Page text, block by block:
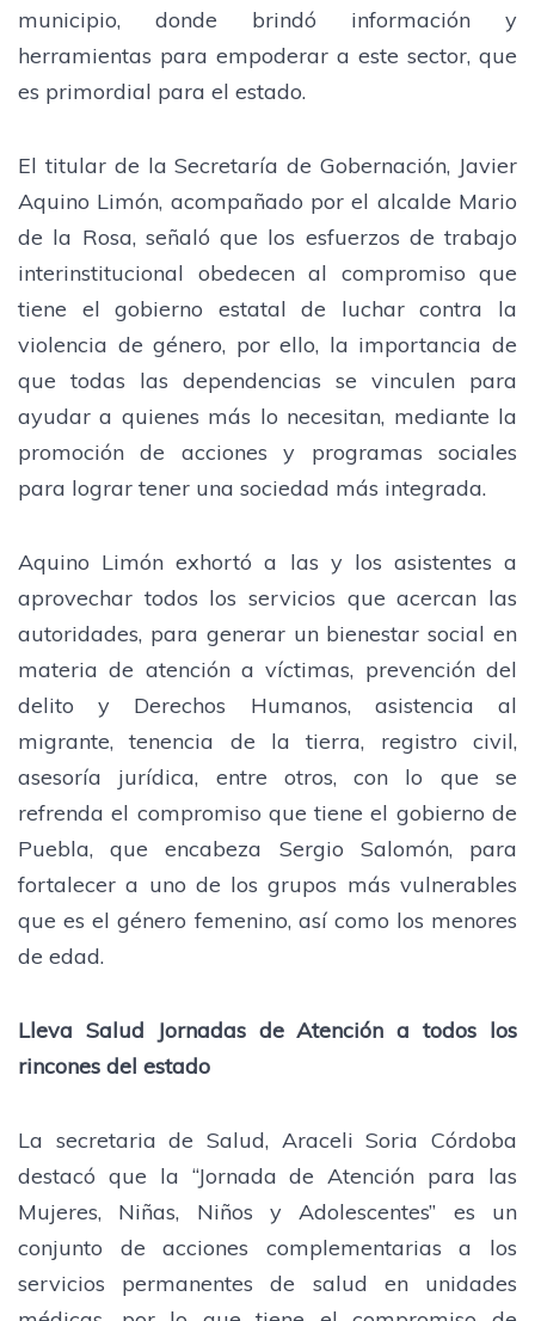
municipio, donde brindó información y
herramientas para empoderar a este sector, que
es primordial para el estado.
El titular de la Secretaría de Gobernación, Javier
Aquino Limón, acompañado por el alcalde Mario
de la Rosa, señaló que los esfuerzos de trabajo
interinstitucional obedecen al compromiso que
tiene el gobierno estatal de luchar contra la
violencia de género, por ello, la importancia de
que todas las dependencias se vinculen para
ayudar a quienes más lo necesitan, mediante la
promoción de acciones y programas sociales
para lograr tener una sociedad más integrada.
Aquino Limón exhortó a las y los asistentes a
aprovechar todos los servicios que acercan las
autoridades, para generar un bienestar social en
materia de atención a víctimas, prevención del
delito y Derechos Humanos, asistencia al
migrante, tenencia de la tierra, registro civil,
asesoría jurídica, entre otros, con lo que se
refrenda el compromiso que tiene el gobierno de
Puebla, que encabeza Sergio Salomón, para
fortalecer a uno de los grupos más vulnerables
que es el género femenino, así como los menores
de edad.
Lleva Salud Jornadas de Atención a todos los
rincones del estado
La secretaria de Salud, Araceli Soria Córdoba
destacó que la “Jornada de Atención para las
Mujeres, Niñas, Niños y Adolescentes” es un
conjunto de acciones complementarias a los
servicios permanentes de salud en unidades